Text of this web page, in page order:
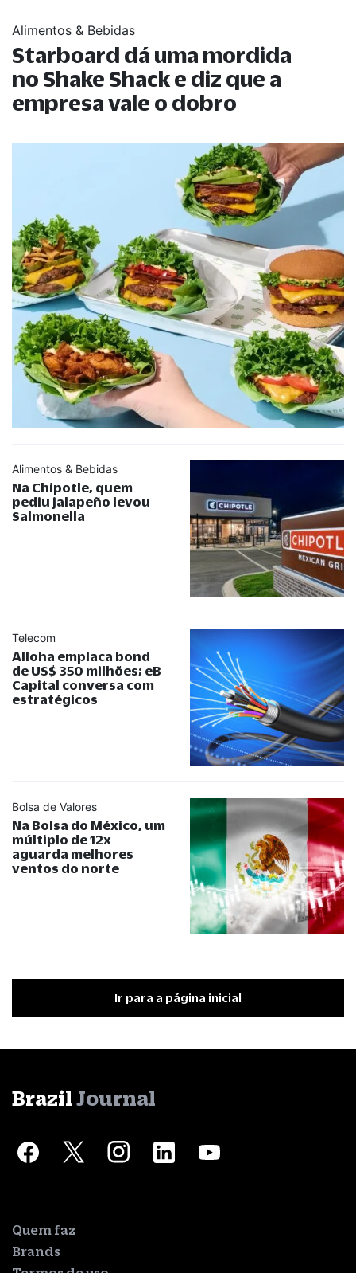
Alimentos & Bebidas
Starboard dá uma mordida
no Shake Shack e diz que a
empresa vale o dobro
Alimentos & Bebidas
Na Chipotle, quem
pediu jalapeño levou
Salmonella
Telecom
Alloha emplaca bond
de US$ 350 milhões; eB
Capital conversa com
estratégicos
Bolsa de Valores
Na Bolsa do México, um
múltiplo de 12x
aguarda melhores
ventos do norte
Ir para a página inicial
Brazil Journal
Quem faz
Brands